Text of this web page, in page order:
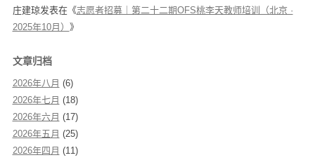
庄建琼发表在《志愿者招募｜第二十二期OFS桃李天教师培训（北京 ·
2025年10月） 》
文章归档
2026年八月 (6)
2026年七月 (18)
2026年六月 (17)
2026年五月 (25)
2026年四月 (11)